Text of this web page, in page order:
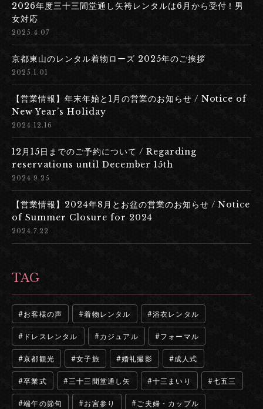
2026年度三十三間堂通し矢袴レンタルは6月から受付！男
女対応
2025.4.07
京都東山のレンタル着物ローズ 2025年のご挨拶
2025.1.01
【営業情報】年末年始と1月の営業のお知らせ / Notice of
New Year’s Holiday
2024.12.16
12月15日までのご予約について / Regarding
reservations until December 15th
2024.9.25
【営業情報】2024年8月とお盆の営業のお知らせ / Notice
of Summer Closure for 2024
2024.7.22
TAG
お客様の声 着物レンタル 浴衣レンタル
ドレスレンタル カジュアル フォーマル
京都観光 女子旅 婚礼撮影 成人式
卒業式 三十三間堂通し矢 十三まいり 七五三
端午の節句 お宮参り ご夫婦・カップル